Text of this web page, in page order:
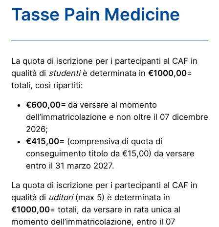
Tasse Pain Medicine
La quota di iscrizione per i partecipanti al CAF in
qualità di studentiè determinata in €1000,00=
totali, così ripartiti:
€600,00= da versare al momento
dell’immatricolazione e non oltre il 07 dicembre
2026;
€415,00= (comprensiva di quota di
conseguimento titolo da €15,00) da versare
entro il 31 marzo 2027.
La quota di iscrizione per i partecipanti al CAF in
qualità di uditori(max 5) è determinata in
€1000,00= totali, da versare in rata unica al
momento dell’immatricolazione, entro il 07